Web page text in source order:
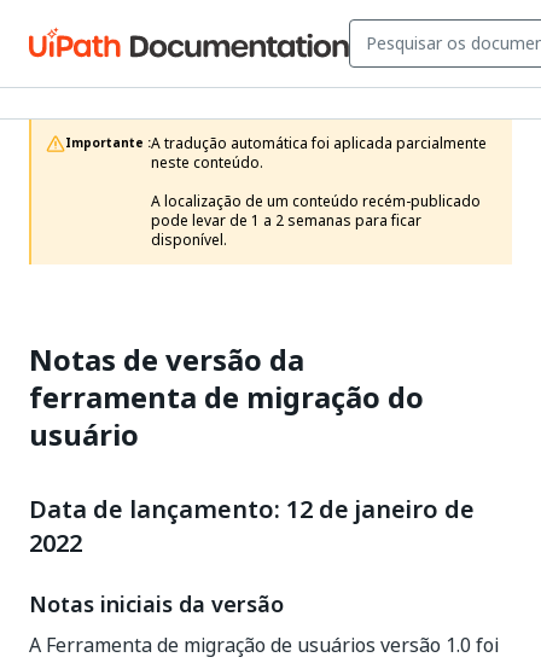
Importante :A tradução automática foi aplicada parcialmente
neste conteúdo.
A localização de um conteúdo recém-publicado
pode levar de 1 a 2 semanas para ficar
disponível.
Notas de versão da
ferramenta de migração do
usuário
Data de lançamento: 12 de janeiro de
2022
Notas iniciais da versão
A Ferramenta de migração de usuários versão 1.0 foi